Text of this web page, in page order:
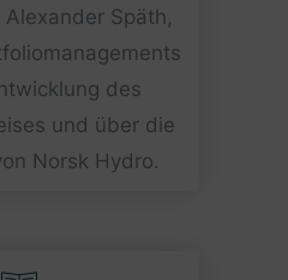
Späth,
des
und über die
Norsk Hydro.